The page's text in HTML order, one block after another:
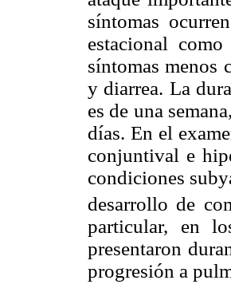
síntomas
estacional
síntomas menos
y diarrea. La
es de una
días. En el
conjuntival e
condiciones
desarrollo de
particular, en
presentaron
progresión a